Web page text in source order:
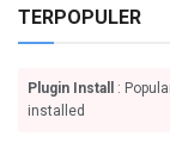
TERPOPULER
Plugin Install
:
installed